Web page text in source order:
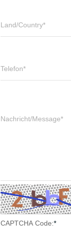
Land/Country*
Telefon*
Nachricht/Message*
CAPTCHA Code:*